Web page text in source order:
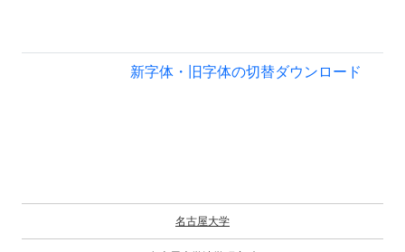
新字体・旧字体の切替ダウンロード
名古屋大学